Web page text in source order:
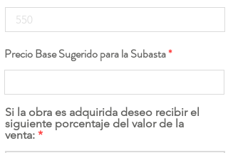
Precio Base Sugerido para la Subasta
Si la obra es adquirida deseo recibir el
siguiente porcentaje del valor de la
venta: